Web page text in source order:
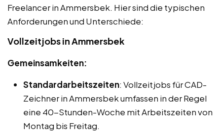
Freelancer in Ammersbek. Hier sind die typischen
Anforderungen und Unterschiede:
Vollzeitjobs in Ammersbek
Gemeinsamkeiten:
Standardarbeitszeiten: Vollzeitjobs für CAD-
Zeichner in Ammersbek umfassen in der Regel
eine 40-Stunden-Woche mit Arbeitszeiten von
Montag bis Freitag.